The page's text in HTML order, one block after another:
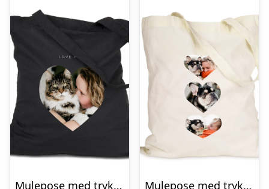
Mulepose med tryk – Sort – 3 stk
Mulepose med tryk – Naturlig